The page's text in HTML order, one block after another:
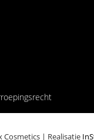
Cosmetics | Realisatie